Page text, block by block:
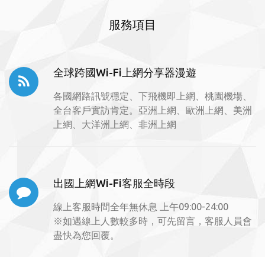
服務項目
全球跨國Wi-Fi上網分享器漫遊
各國網路訊號穩定、下飛機即上網、桃園機場、
全台客戶實訪肯定。亞洲上網、歐洲上網、美洲
上網、大洋洲上網、非洲上網
出國上網Wi-Fi客服全時段
線上客服時間全年無休息 上午09:00-24:00
※如遇線上人數較多時，可先留言，客服人員會
盡快為您回覆。